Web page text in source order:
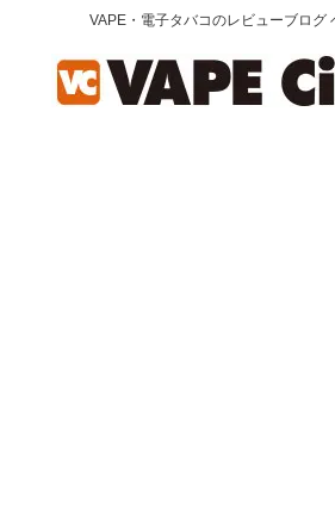
VAPE・電子タバコのレビューブログ